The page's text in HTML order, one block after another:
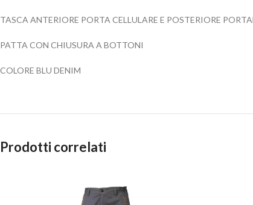
TASCA ANTERIORE PORTA CELLULARE E POSTERIORE
PATTA CON CHIUSURA A BOTTONI
COLORE BLU DENIM
Prodotti correlati